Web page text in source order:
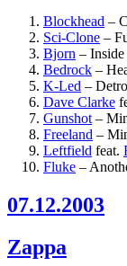
Blockhead –
Sci-Clone –
Bjorn –
Bedrock –
K-Led –
Dave Clarke
Gunshot –
Freeland –
Leftfield feat.
Fluke –
07.12.2003
Zappa